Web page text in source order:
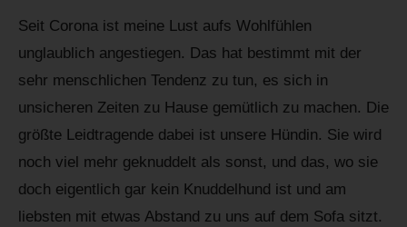
Seit Corona ist meine Lust aufs Wohlfühlen
unglaublich angestiegen. Das hat bestimmt mit der
sehr menschlichen Tendenz zu tun, es sich in
unsicheren Zeiten zu Hause gemütlich zu machen. Die
größte Leidtragende dabei ist unsere Hündin. Sie wird
noch viel mehr geknuddelt als sonst, und das, wo sie
doch eigentlich gar kein Knuddelhund ist und am
liebsten mit etwas Abstand zu uns auf dem Sofa sitzt.